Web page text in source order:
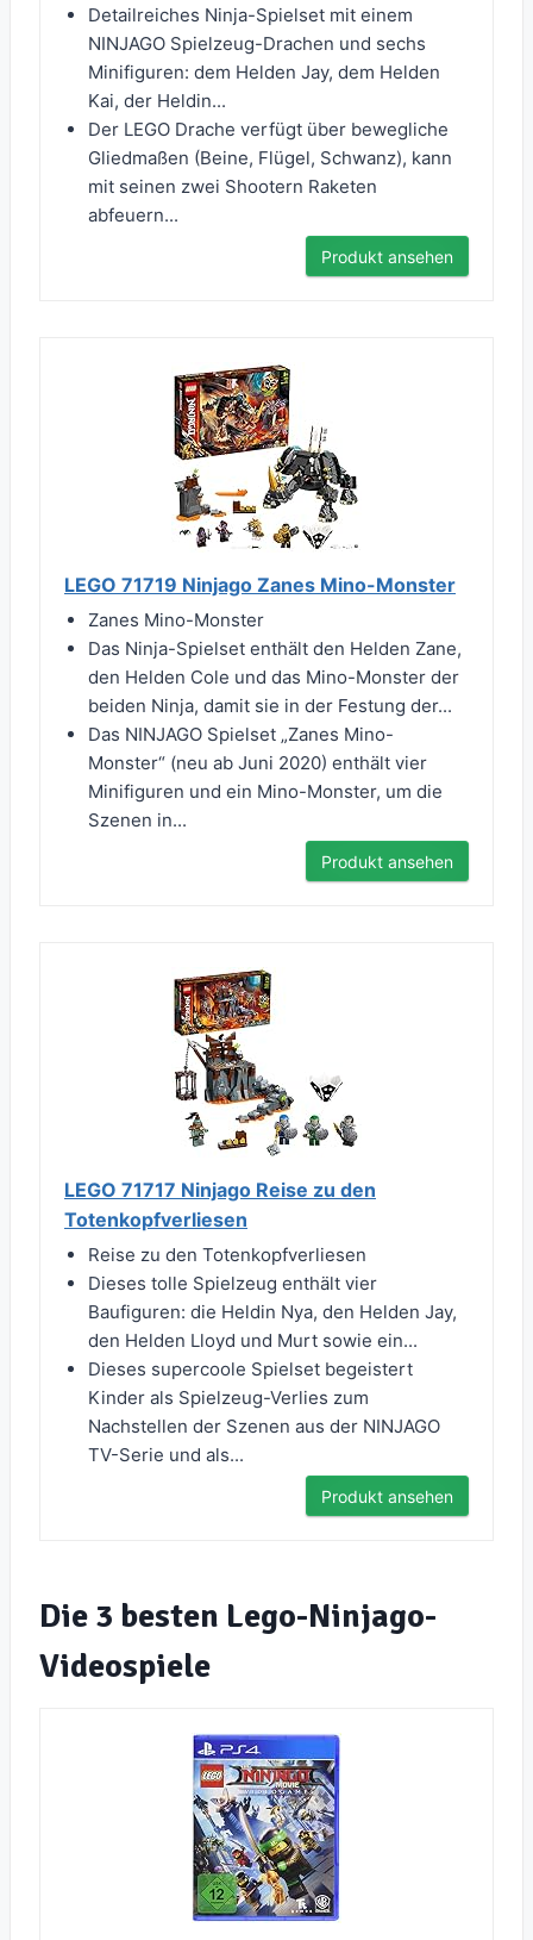
Detailreiches Ninja-Spielset mit einem
NINJAGO Spielzeug-Drachen und sechs
Minifiguren: dem Helden Jay, dem Helden
Kai, der Heldin...
Der LEGO Drache verfügt über bewegliche
Gliedmaßen (Beine, Flügel, Schwanz), kann
mit seinen zwei Shootern Raketen
abfeuern...
Produkt ansehen
LEGO 71719 Ninjago Zanes Mino-Monster
Zanes Mino-Monster
Das Ninja-Spielset enthält den Helden Zane,
den Helden Cole und das Mino-Monster der
beiden Ninja, damit sie in der Festung der...
Das NINJAGO Spielset „Zanes Mino-
Monster“ (neu ab Juni 2020) enthält vier
Minifiguren und ein Mino-Monster, um die
Szenen in...
Produkt ansehen
LEGO 71717 Ninjago Reise zu den
Totenkopfverliesen
Reise zu den Totenkopfverliesen
Dieses tolle Spielzeug enthält vier
Baufiguren: die Heldin Nya, den Helden Jay,
den Helden Lloyd und Murt sowie ein...
Dieses supercoole Spielset begeistert
Kinder als Spielzeug-Verlies zum
Nachstellen der Szenen aus der NINJAGO
TV-Serie und als...
Produkt ansehen
Die 3 besten Lego-Ninjago-
Videospiele